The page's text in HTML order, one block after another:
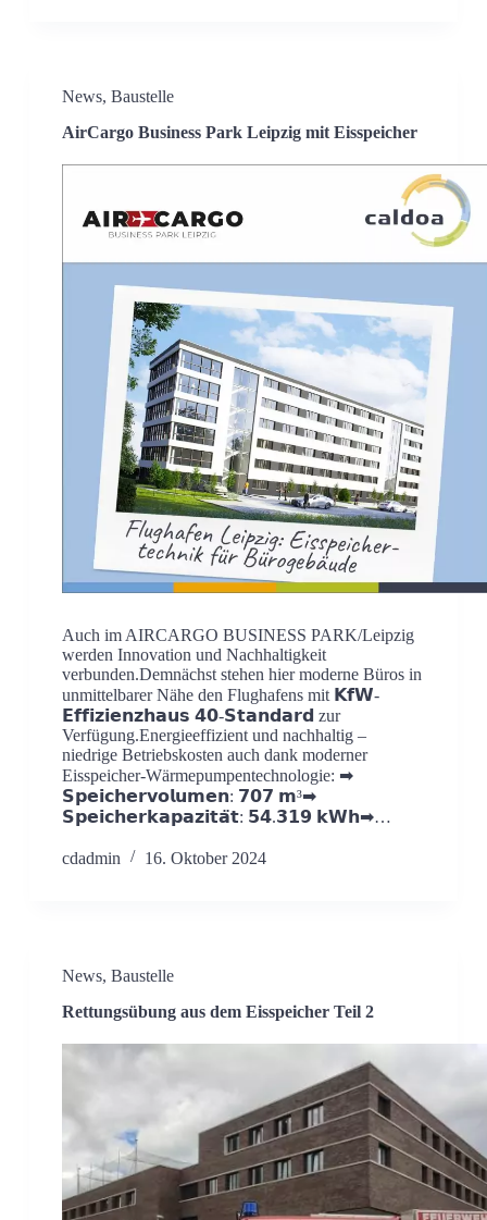
News, Baustelle
AirCargo Business Park Leipzig mit Eisspeicher
Auch im AIRCARGO BUSINESS PARK/Leipzig
werden Innovation und Nachhaltigkeit
verbunden.Demnächst stehen hier moderne Büros in
unmittelbarer Nähe den Flughafens mit 𝗞𝗳𝗪-
𝗘𝗳𝗳𝗶𝘇𝗶𝗲𝗻𝘇𝗵𝗮𝘂𝘀 𝟰𝟬-𝗦𝘁𝗮𝗻𝗱𝗮𝗿𝗱 zur
Verfügung.Energieeffizient und nachhaltig –
niedrige Betriebskosten auch dank moderner
Eisspeicher-Wärmepumpentechnologie: ➡
𝗦𝗽𝗲𝗶𝗰𝗵𝗲𝗿𝘃𝗼𝗹𝘂𝗺𝗲𝗻: 𝟳𝟬𝟳 𝗺³➡
𝗦𝗽𝗲𝗶𝗰𝗵𝗲𝗿𝗸𝗮𝗽𝗮𝘇𝗶𝘁𝗮̈𝘁: 𝟱𝟰.𝟯𝟭𝟵 𝗸𝗪𝗵➡…
cdadmin 16. Oktober 2024
News, Baustelle
Rettungsübung aus dem Eisspeicher Teil 2